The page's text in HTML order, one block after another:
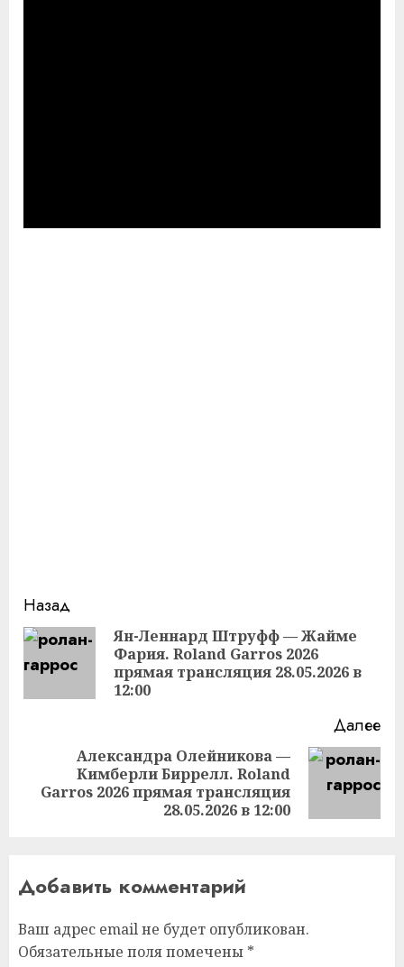
Продолжить
чтение
Назад
Ян-Леннард Штруфф — Жайме
Фария. Roland Garros 2026
прямая трансляция 28.05.2026 в
12:00
Далее
Следующая
запись:
Александра Олейникова —
Кимберли Биррелл. Roland
Garros 2026 прямая трансляция
28.05.2026 в 12:00
Добавить комментарий
Ваш адрес email не будет опубликован.
Обязательные поля помечены *